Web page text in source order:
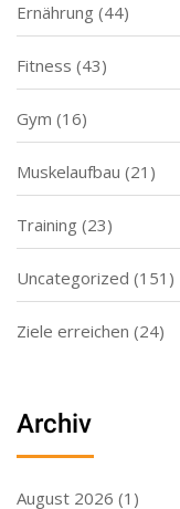
Ernährung (44)
Fitness (43)
Gym (16)
Muskelaufbau (21)
Training (23)
Uncategorized (151)
Ziele erreichen (24)
Archiv
August 2026 (1)